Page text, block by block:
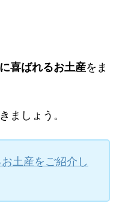
喜ばれるお土産をま
ましょう。
土産をご紹介し